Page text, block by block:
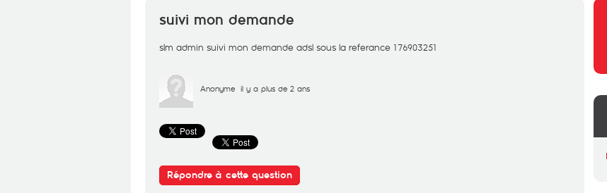
suivi mon demande
slm admin suivi mon demande adsl sous la referance 176903251
Anonyme il y a plus de 2 ans
Répondre à cette question